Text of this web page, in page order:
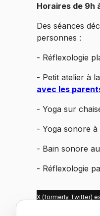
Horaires de 9h
Des séances
personnes :
- Réflexologie
- Petit atelier à la
avec les
- Yoga sur
- Yoga sonore à
- Bain sonore
- Réflexologie
X (formerly Twitter)